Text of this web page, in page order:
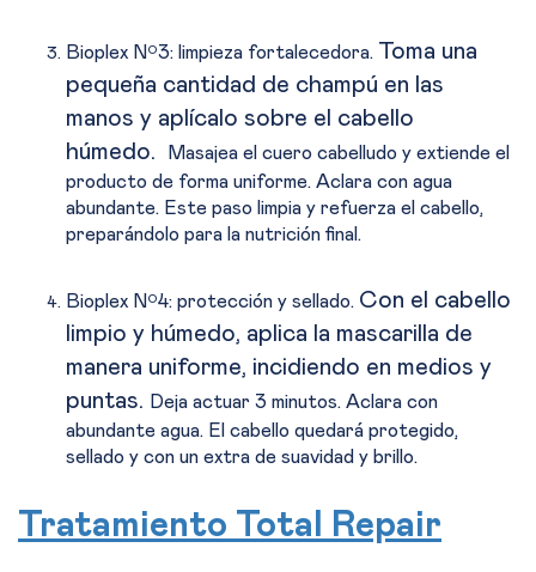
Bioplex Nº3: limpieza fortalecedora. Toma una
pequeña cantidad de champú en las
manos y aplícalo sobre el cabello
húmedo.
Masajea el cuero cabelludo y extiende el
producto de forma uniforme. Aclara con agua
abundante. Este paso limpia y refuerza el cabello,
preparándolo para la nutrición final.
Bioplex Nº4: protección y sellado. Con el cabello
limpio y húmedo, aplica la mascarilla de
manera uniforme, incidiendo en medios y
puntas. Deja actuar 3 minutos. Aclara con
abundante agua. El cabello quedará protegido,
sellado y con un extra de suavidad y brillo.
Tratamiento Total Repair